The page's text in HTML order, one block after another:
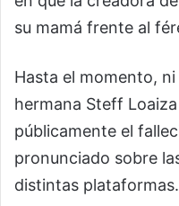
su mamá frente al
Hasta el momento,
hermana Steff
públicamente el
pronunciado sobre
distintas plataformas.